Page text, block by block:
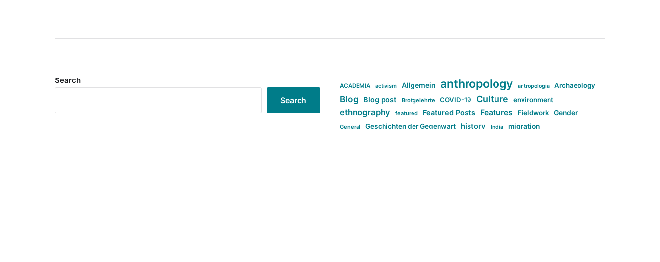
Search
Search
ACADEMIA activism Allgemein anthropology antropologia Archaeology
Blog Blog post Brotgelehrte COVID-19 Culture environment
ethnography featured Featured Posts Features Fieldwork Gender
General Geschichten der Gegenwart history India migration